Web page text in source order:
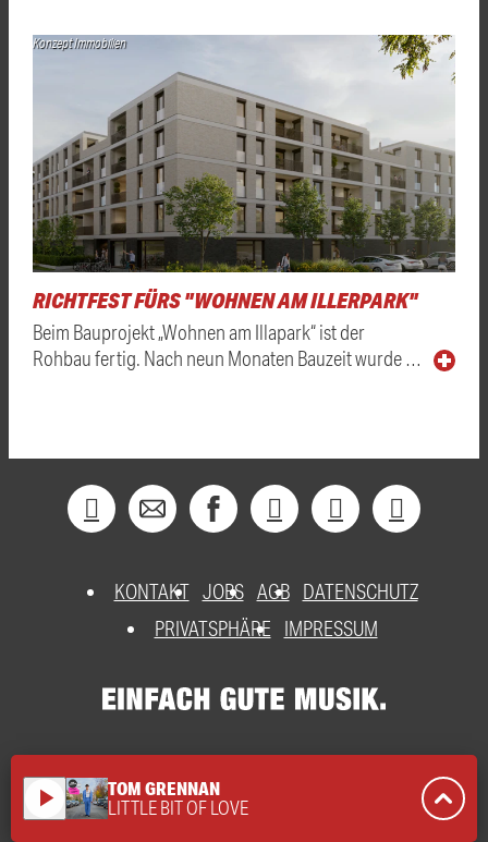
Konzept Immobilien
RICHTFEST FÜRS "WOHNEN AM ILLERPARK"
Beim Bauprojekt „Wohnen am Illapark“ ist der
Rohbau fertig. Nach neun Monaten Bauzeit wurde …
KONTAKT JOBS AGB DATENSCHUTZ
PRIVATSPHÄRE
IMPRESSUM
play_arrow TOM GRENNAN
LITTLE BIT OF LOVE